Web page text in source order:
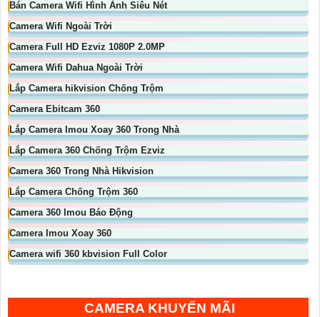
Bán Camera Wifi Hình Ảnh Siêu Nét
Camera Wifi Ngoài Trời
Camera Full HD Ezviz 1080P 2.0MP
Camera Wifi Dahua Ngoài Trời
Lắp Camera hikvision Chống Trộm
Camera Ebitcam 360
Lắp Camera Imou Xoay 360 Trong Nhà
Lắp Camera 360 Chống Trộm Ezviz
Camera 360 Trong Nhà Hikvision
Lắp Camera Chống Trộm 360
Camera 360 Imou Báo Động
Camera Imou Xoay 360
Camera wifi 360 kbvision Full Color
CAMERA KHUYẾN MÃI